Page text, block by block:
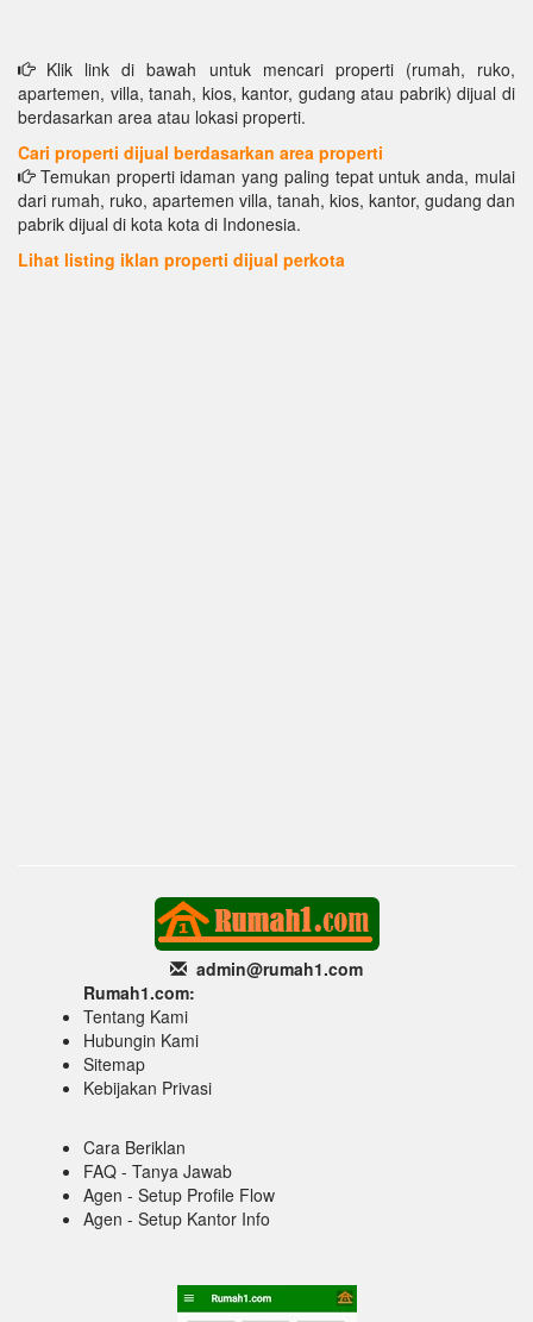
Klik link di bawah untuk mencari properti (rumah, ruko,
apartemen, villa, tanah, kios, kantor, gudang atau pabrik) dijual di
berdasarkan area atau lokasi properti.
Cari properti dijual berdasarkan area properti
Temukan properti idaman yang paling tepat untuk anda, mulai
dari rumah, ruko, apartemen villa, tanah, kios, kantor, gudang dan
pabrik dijual di kota kota di Indonesia.
Lihat listing iklan properti dijual perkota
admin@rumah1.com
Rumah1.com:
Tentang Kami
Hubungin Kami
Sitemap
Kebijakan Privasi
Cara Beriklan
FAQ - Tanya Jawab
Agen - Setup Profile Flow
Agen - Setup Kantor Info